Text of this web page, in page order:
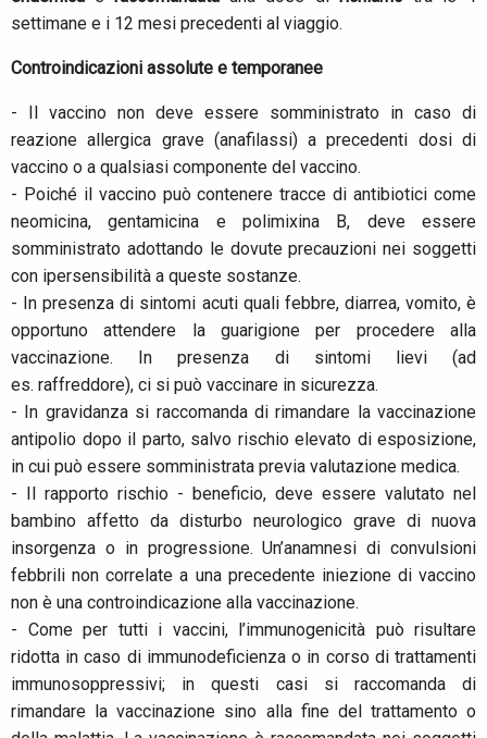
settimane e i 12 mesi precedenti al viaggio.
Controindicazioni assolute e temporanee
- Il vaccino non deve essere somministrato in caso di
reazione allergica grave (anafilassi) a precedenti dosi di
vaccino o a qualsiasi componente del vaccino.
- Poiché il vaccino può contenere tracce di antibiotici come
neomicina, gentamicina e polimixina B, deve essere
somministrato adottando le dovute precauzioni nei soggetti
con ipersensibilità a queste sostanze.
- In presenza di sintomi acuti quali febbre, diarrea, vomito, è
opportuno attendere la guarigione per procedere alla
vaccinazione. In presenza di sintomi lievi (ad
es. raffreddore), ci si può vaccinare in sicurezza.
- In gravidanza si raccomanda di rimandare la vaccinazione
antipolio dopo il parto, salvo rischio elevato di esposizione,
in cui può essere somministrata previa valutazione medica.
- Il rapporto rischio - beneficio, deve essere valutato nel
bambino affetto da disturbo neurologico grave di nuova
insorgenza o in progressione. Un’anamnesi di convulsioni
febbrili non correlate a una precedente iniezione di vaccino
non è una controindicazione alla vaccinazione.
- Come per tutti i vaccini, l’immunogenicità può risultare
ridotta in caso di immunodeficienza o in corso di trattamenti
immunosoppressivi; in questi casi si raccomanda di
rimandare la vaccinazione sino alla fine del trattamento o